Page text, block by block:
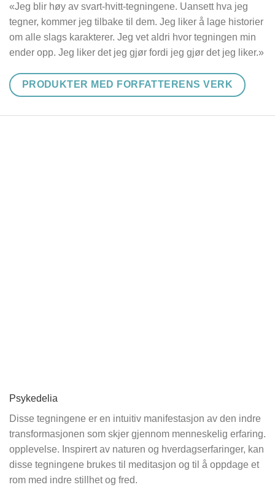
«Jeg blir høy av svart-hvitt-tegningene. Uansett hva jeg
tegner, kommer jeg tilbake til dem. Jeg liker å lage historier
om alle slags karakterer. Jeg vet aldri hvor tegningen min
ender opp. Jeg liker det jeg gjør fordi jeg gjør det jeg liker.»
PRODUKTER MED FORFATTERENS VERK
Psykedelia
Disse tegningene er en intuitiv manifestasjon av den indre
transformasjonen som skjer gjennom menneskelig erfaring.
opplevelse. Inspirert av naturen og hverdagserfaringer, kan
disse tegningene brukes til meditasjon og til å oppdage et
rom med indre stillhet og fred.